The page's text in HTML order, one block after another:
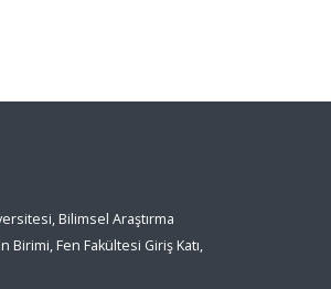
Bilimsel Araştırma
Fen Fakültesi Giriş Katı,